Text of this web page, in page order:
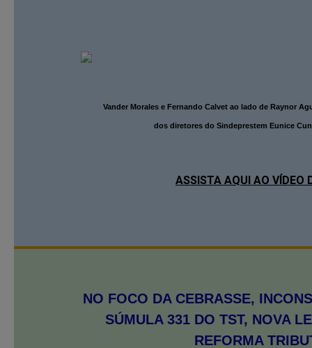
Vander Morales e Fernando Calvet ao lado de Raynor
dos diretores do Sindeprestem Eunice
ASSISTA AQUI AO VÍDEO
NO FOCO DA CEBRASSE,
SÚMULA 331 DO TST, NOVA
REFORMA